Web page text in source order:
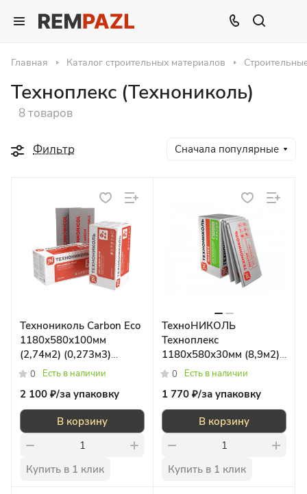
Главная Каталог строительных материалов
Техноплекс (Технониколь)
8 товаров
Фильтр Сначала популярные
Технониколь Carbon Eco
1180х580х100мм
(2,74м2) (0,273м3)
Пенополистирол
0 Есть в наличии
2 100 ₽/за упаковку
В корзину
Купить в 1 клик
ТехноНИКОЛЬ
Техноплекс
1180х580х30мм (8,9м2)
(0,267м3)
0 Есть в наличии
1 770 ₽/за упаковку
В корзину
Купить в 1 клик